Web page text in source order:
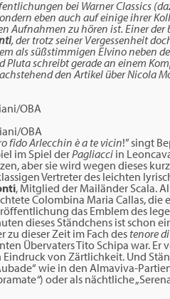
bei Warner Classics
eben auch auf einige ihrer
Aufnahmen zu hören ist. Einer
, der trotz seiner Vergessenheit
als süßstimmigen Elvino neben
Pluta schreibt gerade an einem
den Artikel über Nicola
OBA
fido Arlecchin è a te vicin!” singt
im Spiel derPagliacci in
aber sie wird wegen dieses
Vertreter des leichten
, Mitglied der Mailänder Scala.
Colombina Maria Callas, die
das Emblem des
dieses Ständchens ist schon
zu dieser Zeit im Fach des tenore
Übervaters Tito Schipa war. Er
von Zärtlichkeit. Und
wie in den Almaviva-
“) oder als nächtliche